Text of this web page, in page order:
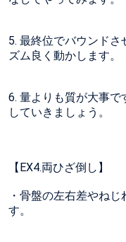
5. 最終位でバウンドさ
ズム良く動かします。
6. 量よりも質が大事
していきましょう。
【EX4.両ひざ倒し】
・骨盤の左右差やね
す。